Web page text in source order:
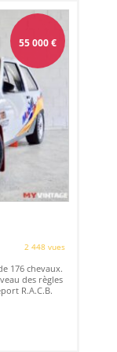
55 000€
2 448 vues
176 chevaux.
des règles
R.A.C.B.